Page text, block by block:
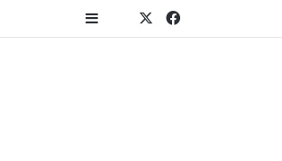
فيسبوك avec expat
إضافة عمود